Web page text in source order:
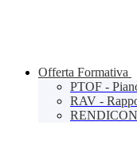
Offerta Formativa
PTOF -
RAV -